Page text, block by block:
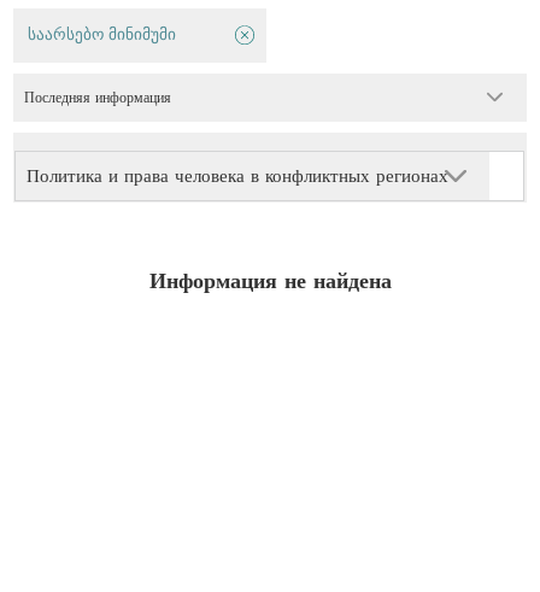
Политика и права человека в конфликтных регионах
საარსებო მინიმუმი
Последняя информация
Информация не найдена